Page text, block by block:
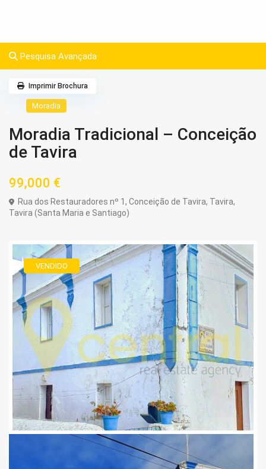
Pesquisa Avançada
Moradia
Moradia Tradicional – Conceição
de Tavira
99,000 €
Rua dos Restauradores nº 1, Conceição de Tavira, Tavira,
Tavira (Santa Maria e Santiago)
Imprimir Brochura
VENDIDO